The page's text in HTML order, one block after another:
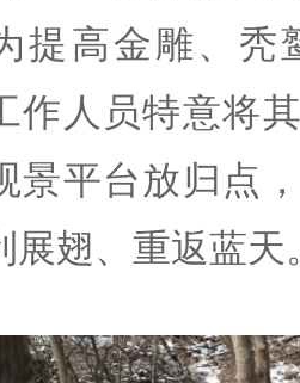
提高金雕、秃
作人员特意将
景平台放归点
展翅、重返蓝天